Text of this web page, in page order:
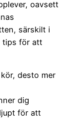
oavsett
särskilt i
tips för att
desto mer
dig
för att